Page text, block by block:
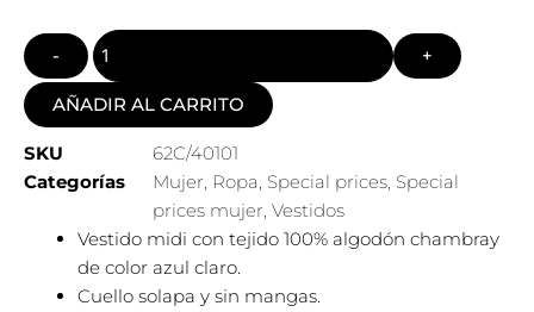
AÑADIR AL CARRITO
SKU
62C/40101
Categorías
Mujer, Ropa, Special prices, Special
prices mujer, Vestidos
Vestido midi con tejido 100% algodón chambray
de color azul claro.
Cuello solapa y sin mangas.